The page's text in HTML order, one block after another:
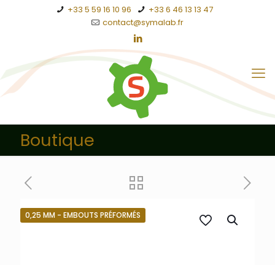
+33 5 59 16 10 96
+33 6 46 13 13 47
contact@symalab.fr
Boutique
0,25 MM - EMBOUTS PRÉFORMÉS